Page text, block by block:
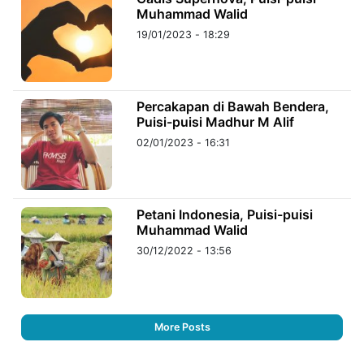
Muhammad Walid
19/01/2023 - 18:29
Percakapan di Bawah Bendera,
Puisi-puisi Madhur M Alif
02/01/2023 - 16:31
Petani Indonesia, Puisi-puisi
Muhammad Walid
30/12/2022 - 13:56
More Posts